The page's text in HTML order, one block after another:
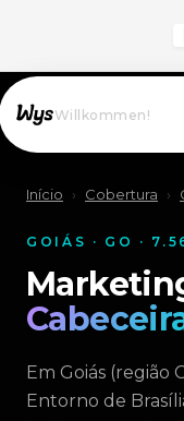
Willkommen!
Início › Cobertura ›
GOIÁS · GO ·
Em Goiás (região
Entorno de